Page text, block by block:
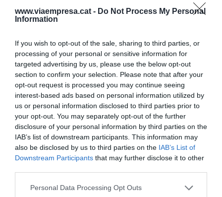
www.viaempresa.cat - Do Not Process My Personal
Information
If you wish to opt-out of the sale, sharing to third parties, or
processing of your personal or sensitive information for
targeted advertising by us, please use the below opt-out
section to confirm your selection. Please note that after your
opt-out request is processed you may continue seeing
interest-based ads based on personal information utilized by
us or personal information disclosed to third parties prior to
your opt-out. You may separately opt-out of the further
disclosure of your personal information by third parties on the
IAB’s list of downstream participants. This information may
also be disclosed by us to third parties on the IAB’s List of
Downstream Participants that may further disclose it to other
Personal Data Processing Opt Outs
Un dibujo de la educación del futuro:
¿estamos preparados?
Muchas metrópolis alrededor del mundo ya han
adoptado el concepto de "ciudad laboratorio" para
experimentar con nuevas tecnologías:
Ámsterdam : Con la iniciativa "Amsterdam Smart